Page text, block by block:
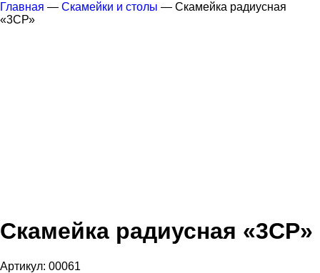
Главная — Скамейки и столы — Скамейка радиусная
«3СР»
Скамейка радиусная «3СР»
Артикул: 00061